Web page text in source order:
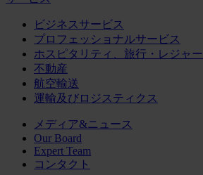
ビジネスサービス
プロフェッショナルサービス
ホスピタリティ、旅行・レジャー
不動産
航空輸送
運輸及びロジスティクス
メディア&ニュース
Our Board
Expert Team
コンタクト